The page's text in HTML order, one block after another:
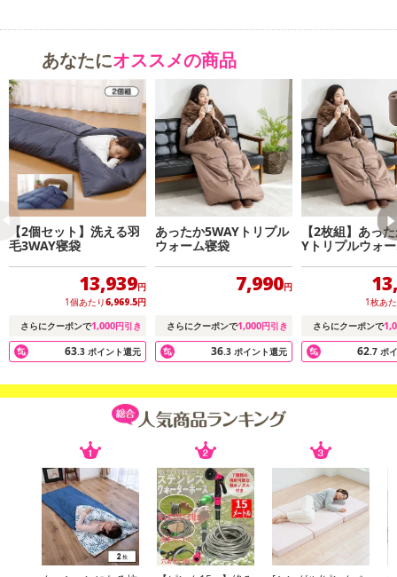
あなたにオススメの商品
【2個セット】洗える羽
毛3WAY寝袋
13,939円
1個あたり6,969.5円
さらにクーポンで1,000円引き
63.3 ポイント還元
あったか5WAYトリプル
ウォーム寝袋
7,990円
さらにクーポンで1,000円引き
36.3 ポイント還元
【2枚組】あっ
Yトリプルウォ
1枚あ
さらにクーポンで
62.7 ポ